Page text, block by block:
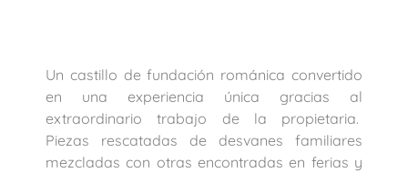
Un castillo de fundación románica convertido
en una experiencia única gracias al
extraordinario trabajo de la propietaria.
Piezas rescatadas de desvanes familiares
mezcladas con otras encontradas en ferias y